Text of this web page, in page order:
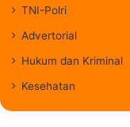
TNI-Polri
Advertorial
Hukum dan Kriminal
Kesehatan